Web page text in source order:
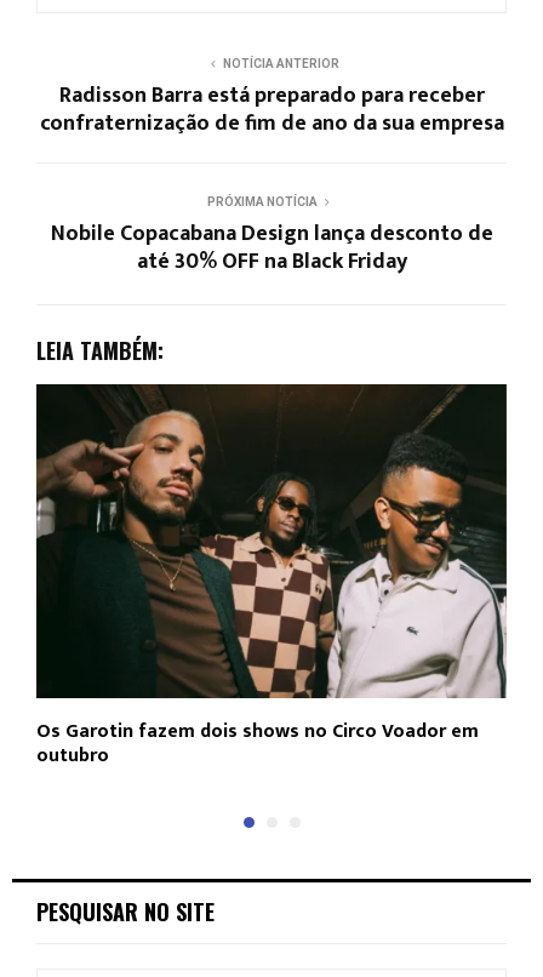
NOTÍCIA ANTERIOR
Radisson Barra está preparado para receber
confraternização de fim de ano da sua empresa
PRÓXIMA NOTÍCIA
Nobile Copacabana Design lança desconto de
até 30% OFF na Black Friday
LEIA TAMBÉM:
Os Garotin fazem dois shows no Circo Voador em
outubro
PESQUISAR NO SITE